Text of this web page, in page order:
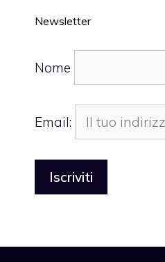
Newsletter
Nome
Email: